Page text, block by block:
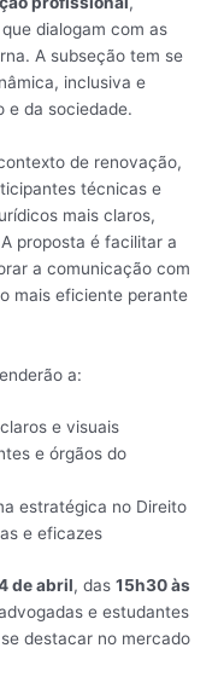
dialogam com as
A subseção tem se
inclusiva e
e da sociedade.
de renovação,
técnicas e
mais claros,
proposta é facilitar a
a comunicação com
mais eficiente perante
a:
e visuais
e órgãos do
estratégica no Direito
e eficazes
de abril, das15h30 às
e estudantes
destacar no mercado